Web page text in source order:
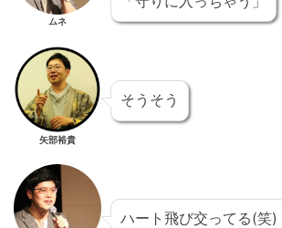
ムネ
矢部裕貴
そうそう
ハート飛び交ってる(笑)